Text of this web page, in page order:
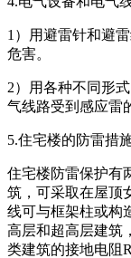
1）用避雷针和避
危害。
2）用各种不同形
气线路受到感应雷
5.住宅楼的防雷措
住宅楼防雷保护有
筑，可采取在屋顶
线可与框架柱或构
高层和超高层建筑
类建筑的接地电阻